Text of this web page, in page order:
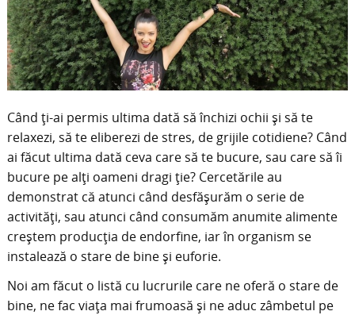
Când ți-ai permis ultima dată să închizi ochii și să te
relaxezi, să te eliberezi de stres, de grijile cotidiene? Când
ai făcut ultima dată ceva care să te bucure, sau care să îi
bucure pe alți oameni dragi ție? Cercetările au
demonstrat că atunci când desfășurăm o serie de
activități, sau atunci când consumăm anumite alimente
creștem producția de endorfine, iar în organism se
instalează o stare de bine și euforie.
Noi am făcut o listă cu lucrurile care ne oferă o stare de
bine, ne fac viața mai frumoasă și ne aduc zâmbetul pe